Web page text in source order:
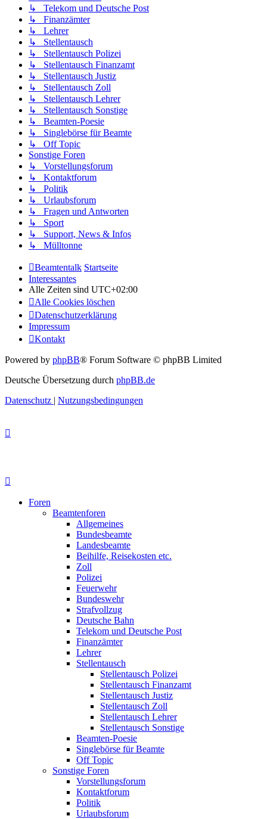
↳ Telekom und Deutsche Post
↳ Finanzämter
↳ Lehrer
↳ Stellentausch
↳ Stellentausch Polizei
↳ Stellentausch Finanzamt
↳ Stellentausch Justiz
↳ Stellentausch Zoll
↳ Stellentausch Lehrer
↳ Stellentausch Sonstige
↳ Beamten-Poesie
↳ Singlebörse für Beamte
↳ Off Topic
Sonstige Foren
↳ Vorstellungsforum
↳ Kontaktforum
↳ Politik
↳ Urlaubsforum
↳ Fragen und Antworten
↳ Sport
↳ Support, News & Infos
↳ Mülltonne
Beamtentalk Startseite
Interessantes
Alle Zeiten sind UTC+02:00
Alle Cookies löschen
Datenschutzerklärung
Impressum
Kontakt
Powered by phpBB® Forum Software © phpBB Limited
Deutsche Übersetzung durch phpBB.de
Datenschutz | Nutzungsbedingungen
Foren
Beamtenforen
Allgemeines
Bundesbeamte
Landesbeamte
Beihilfe, Reisekosten etc.
Zoll
Polizei
Feuerwehr
Bundeswehr
Strafvollzug
Deutsche Bahn
Telekom und Deutsche Post
Finanzämter
Lehrer
Stellentausch
Stellentausch Polizei
Stellentausch Finanzamt
Stellentausch Justiz
Stellentausch Zoll
Stellentausch Lehrer
Stellentausch Sonstige
Beamten-Poesie
Singlebörse für Beamte
Off Topic
Sonstige Foren
Vorstellungsforum
Kontaktforum
Politik
Urlaubsforum